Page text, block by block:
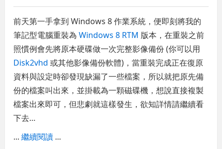
前天第一手拿到 Windows 8 作業系統，便即刻將我的
筆記型電腦重裝為Windows 8 RTM 版本，在重裝之前
照慣例會先將原本硬碟做一次完整影像備份 (你可以用
Disk2vhd 或其他影像備份軟體)，當重裝完成正在復原
資料與設定時卻發現缺漏了一些檔案，所以就把原先備
份的檔案叫出來，並掛載為一顆磁碟機，想說直接複製
檔案出來即可，但悲劇就這樣發生，欲知詳情請繼續看
下去…
...繼續閱讀 ...